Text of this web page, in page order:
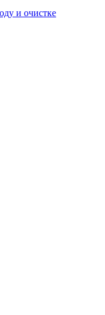
и очистке